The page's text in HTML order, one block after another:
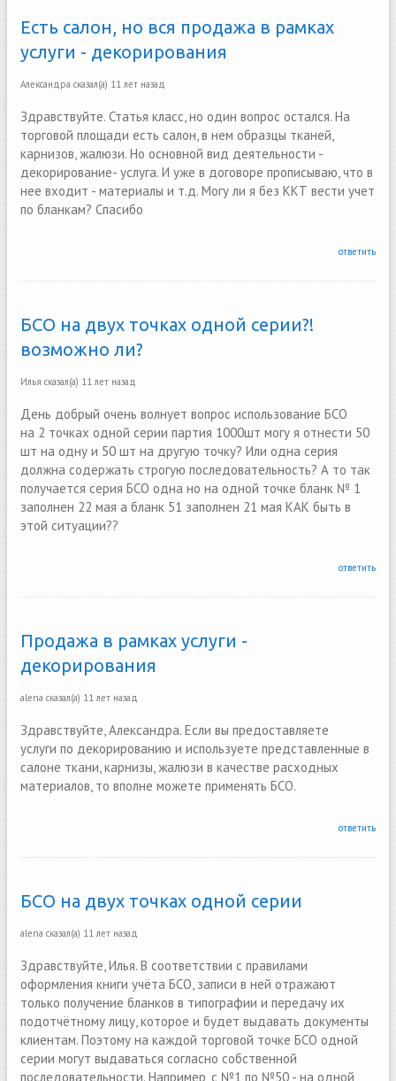
Есть салон, но вся продажа в рамках
услуги - декорирования
Александра сказал(а) 11 лет назад
Здравствуйте. Статья класс, но один вопрос остался. На
торговой площади есть салон, в нем образцы тканей,
карнизов, жалюзи. Но основной вид деятельности -
декорирование- услуга. И уже в договоре прописываю, что в
нее входит - материалы и т.д. Могу ли я без ККТ вести учет
по бланкам? Спасибо
ответить
БСО на двух точках одной серии?!
возможно ли?
Илья сказал(а) 11 лет назад
День добрый очень волнует вопрос использование БСО
на 2 точках одной серии партия 1000шт могу я отнести 50
шт на одну и 50 шт на другую точку? Или одна серия
должна содержать строгую последовательность? А то так
получается серия БСО одна но на одной точке бланк № 1
заполнен 22 мая а бланк 51 заполнен 21 мая КАК быть в
этой ситуации??
ответить
Продажа в рамках услуги -
декорирования
alena сказал(а) 11 лет назад
Здравствуйте, Александра. Если вы предоставляете
услуги по декорированию и используете представленные в
салоне ткани, карнизы, жалюзи в качестве расходных
материалов, то вполне можете применять БСО.
ответить
БСО на двух точках одной серии
alena сказал(а) 11 лет назад
Здравствуйте, Илья. В соответствии с правилами
оформления книги учёта БСО, записи в ней отражают
только получение бланков в типографии и передачу их
подотчётному лицу, которое и будет выдавать документы
клиентам. Поэтому на каждой торговой точке БСО одной
серии могут выдаваться согласно собственной
последовательности. Например, с №1 по №50 - на одной